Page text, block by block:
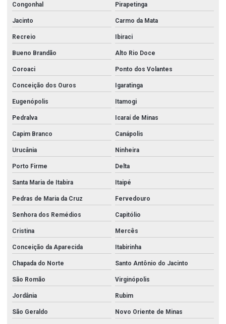
Congonhal Pirapetinga
Jacinto Carmo da Mata
Recreio Ibiraci
Bueno Brandão Alto Rio Doce
Coroaci Ponto dos Volantes
Conceição dos Ouros Igaratinga
Eugenópolis Itamogi
Pedralva Icaraí de Minas
Capim Branco Canápolis
Urucânia Ninheira
Porto Firme Delta
Santa Maria de Itabira Itaipé
Pedras de Maria da Cruz Fervedouro
Senhora dos Remédios Capitólio
Cristina Mercês
Conceição da Aparecida Itabirinha
Chapada do Norte Santo Antônio do Jacinto
São Romão Virginópolis
Jordânia Rubim
São Geraldo Novo Oriente de Minas